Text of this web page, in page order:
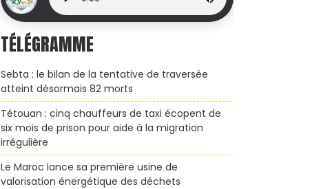
TÉLÉGRAMME
Sebta : le bilan de la tentative de traversée
atteint désormais 82 morts
Tétouan : cinq chauffeurs de taxi écopent de
six mois de prison pour aide à la migration
irrégulière
Le Maroc lance sa première usine de
valorisation énergétique des déchets